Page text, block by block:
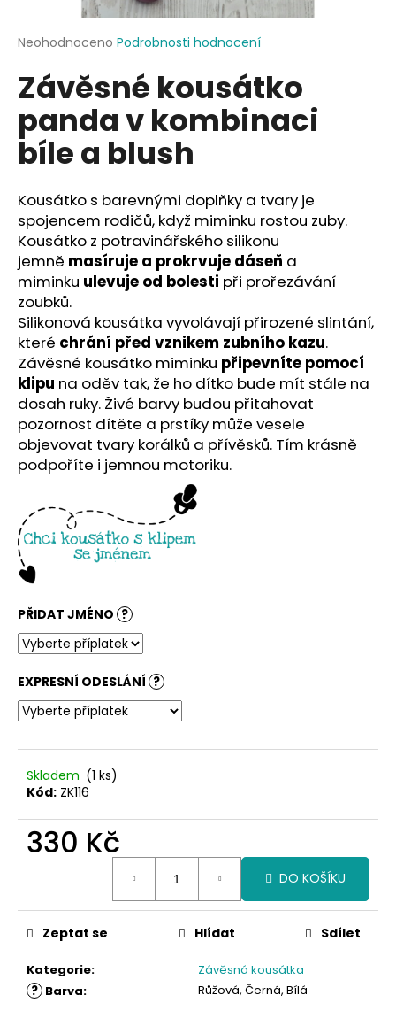
Průměrné
produktu
je
5
hvězdiček.
Neohodnoceno Podrobnosti hodnocení
Závěsné kousátko
panda v kombinaci
bíle a blush
Kousátko s barevnými doplňky a tvary je
spojencem rodičů, když miminku rostou zuby.
Kousátko z potravinářského silikonu
jemně masíruje a prokrvuje dáseň a
miminku ulevuje od bolesti při prořezávání
zoubků.
Silikonová kousátka vyvolávají přirozené slintání,
které chrání před vznikem zubního kazu.
Závěsné kousátko miminku připevníte pomocí
klipu na oděv tak, že ho dítko bude mít stále na
dosah ruky. Živé barvy budou přitahovat
pozornost dítěte a prstíky může vesele
objevovat tvary korálků a přívěsků. Tím krásně
podpoříte i jemnou motoriku.
PŘIDAT JMÉNO ?
EXPRESNÍ ODESLÁNÍ ?
Skladem (1 ks)
Kód: ZK116
330 Kč
DO KOŠÍKU
Kategorie: Závěsná kousátka
? Barva: Růžová, Černá, Bílá
Zeptat se Hlídat Sdílet
j
t
?
HLEDAT
D
o
p
o
r
u
č
u
j
e
m